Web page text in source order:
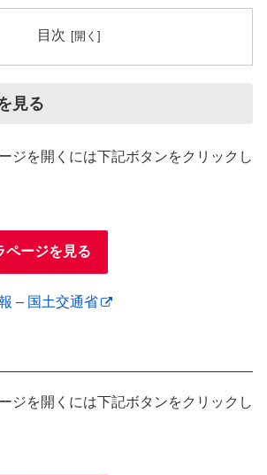
目次
見る
ジを開くには下記ボタンをクリックし
ージを見る
– 国土交通省
ジを開くには下記ボタンをクリックし